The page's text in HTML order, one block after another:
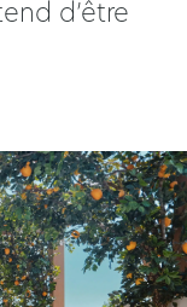
d’être